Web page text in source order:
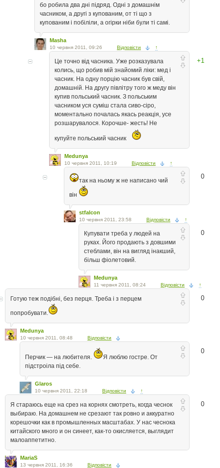
бо робила два дні підряд. Одні з домашнім
часником, а другі з купованим, от ті що з
купованим і побіліли, а огірки ніби були ті самі.
Masha
10 червня 2011, 09:26 Відповісти ↑
+1
Це точно від часника. Уже розказувала
колись, що робив мій знайомий ліки: мед і
часник. На одну порцію часник був свій,
домашній. На другу півлітру того ж меду він
купив польський часник. З польським
часником уся суміш стала сиво-сіро,
моментально почалась якась реакція, усе
розшарувалося. Корочше- жесть! Не
купуйте польський часник
Medunya
10 червня 2011, 10:19 Відповісти ↑
0
так на ньому ж не написано чий
він
stfalcon
10 червня 2011, 23:58 Відповісти ↑
0
Купувати треба у людей на
руках. Його продають з довшими
стеблами, він на вигляд інакший,
більш фіолетовий.
Medunya
11 червня 2011, 08:24 Відповісти ↑
0
Готую теж подібні, без перця. Треба і з перцем
попробувати.
Medunya
10 червня 2011, 08:48 Відповісти
0
Перчик — на любителя.
Я люблю гостре. От
пiдстроiла пiд себе.
Glaros
10 червня 2011, 22:18 Відповісти ↑
0
Я стараюсь еще на срез на корнях смотреть, когда чеснок
выбираю. На домашнем не срезают так ровно и аккуратно
корешочки как в промышленных масштабах. У нас чеснока
китайского много и он синеет, как-то окисляется, выглядит
малоаппетитно.
MariaS
13 червня 2011, 16:36 Відповісти